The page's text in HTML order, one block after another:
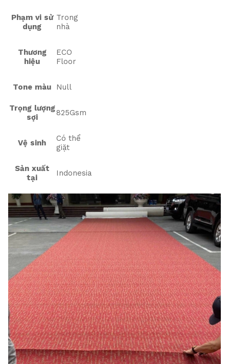
Phạm vi sử
dụng
Trong
nhà
Thương
hiệu
ECO
Floor
Tone màu Null
Trọng lượng
sợi
825Gsm
Vệ sinh
Có thể
giặt
Sản xuất
tại
Indonesia